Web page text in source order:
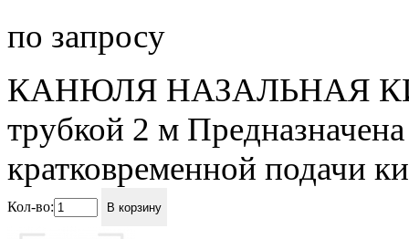
по запросу
КАНЮЛЯ НАЗАЛЬНАЯ
трубкой 2 м
кратковременной
Кол-во: В корзину